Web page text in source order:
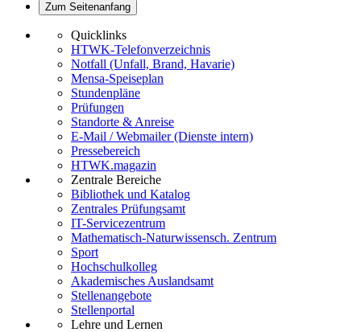
Zum Seitenanfang
Quicklinks
HTWK-Telefonverzeichnis
Notfall (Unfall, Brand, Havarie)
Mensa-Speiseplan
Stundenpläne
Prüfungen
Standorte & Anreise
E-Mail / Webmailer (Dienste intern)
Pressebereich
HTWK.magazin
Zentrale Bereiche
Bibliothek und Katalog
Zentrales Prüfungsamt
IT-Servicezentrum
Mathematisch-Naturwissensch. Zentrum
Sport
Hochschulkolleg
Akademisches Auslandsamt
Stellenangebote
Stellenportal
Lehre und Lernen